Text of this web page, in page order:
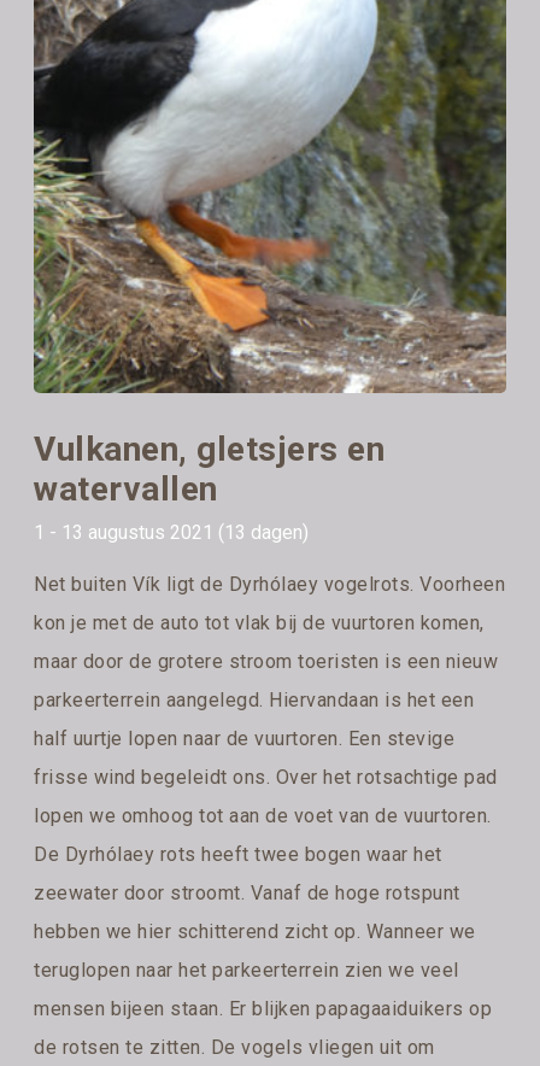
Vulkanen, gletsjers en
watervallen
1 - 13 augustus 2021 (13 dagen)
Net buiten Vík ligt de Dyrhólaey vogelrots. Voorheen
kon je met de auto tot vlak bij de vuurtoren komen,
maar door de grotere stroom toeristen is een nieuw
parkeerterrein aangelegd. Hiervandaan is het een
half uurtje lopen naar de vuurtoren. Een stevige
frisse wind begeleidt ons. Over het rotsachtige pad
lopen we omhoog tot aan de voet van de vuurtoren.
De Dyrhólaey rots heeft twee bogen waar het
zeewater door stroomt. Vanaf de hoge rotspunt
hebben we hier schitterend zicht op. Wanneer we
teruglopen naar het parkeerterrein zien we veel
mensen bijeen staan. Er blijken papagaaiduikers op
de rotsen te zitten. De vogels vliegen uit om